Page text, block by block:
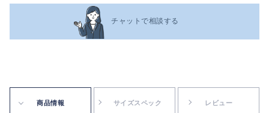
チャットで相談する
商品情報 サイズスペック レビュー